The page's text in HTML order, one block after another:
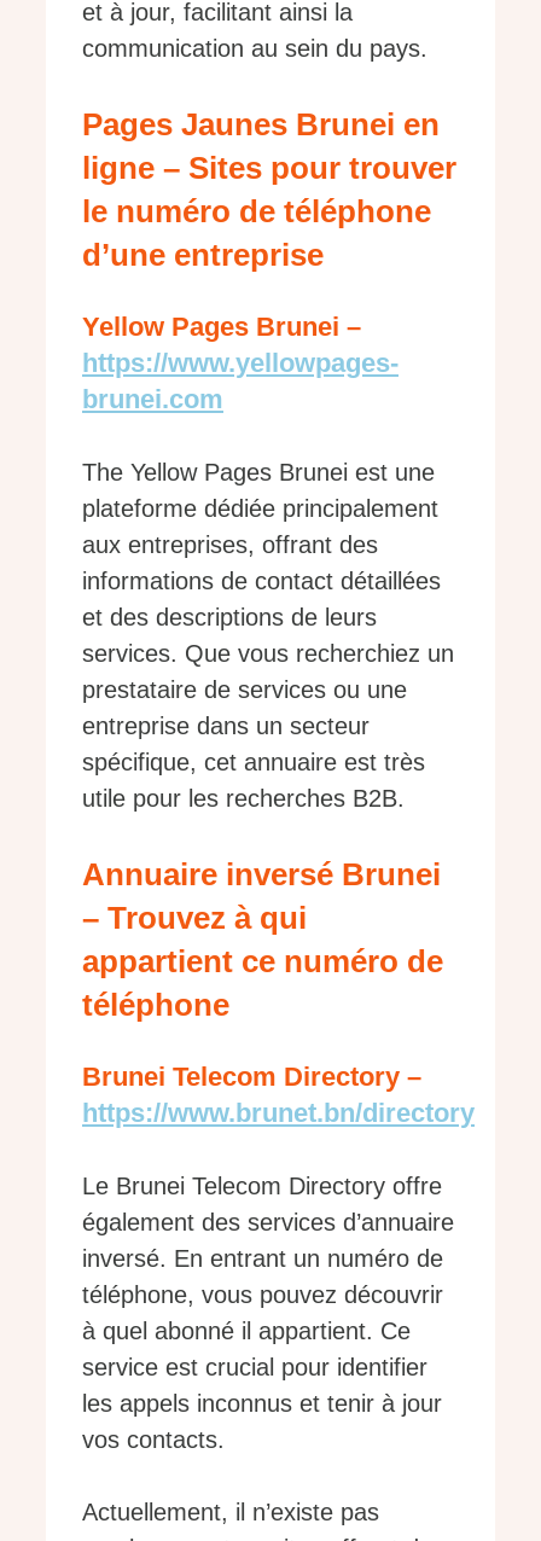
et à jour, facilitant ainsi la
communication au sein du pays.
Pages Jaunes Brunei en
ligne – Sites pour trouver
le numéro de téléphone
d’une entreprise
Yellow Pages Brunei –
https://www.yellowpages-
brunei.com
The Yellow Pages Brunei est une
plateforme dédiée principalement
aux entreprises, offrant des
informations de contact détaillées
et des descriptions de leurs
services. Que vous recherchiez un
prestataire de services ou une
entreprise dans un secteur
spécifique, cet annuaire est très
utile pour les recherches B2B.
Annuaire inversé Brunei
– Trouvez à qui
appartient ce numéro de
téléphone
Brunei Telecom Directory –
https://www.brunet.bn/directory
Le Brunei Telecom Directory offre
également des services d’annuaire
inversé. En entrant un numéro de
téléphone, vous pouvez découvrir
à quel abonné il appartient. Ce
service est crucial pour identifier
les appels inconnus et tenir à jour
vos contacts.
Actuellement, il n’existe pas